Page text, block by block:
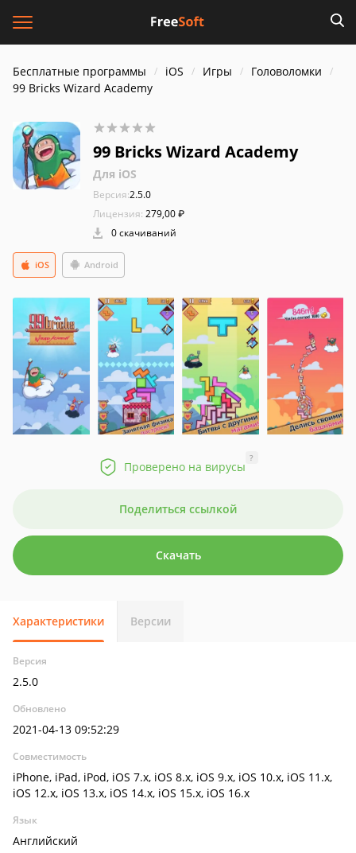
Бесплатные программы iOS Игры
Головоломки
99 Bricks Wizard Academy
99 Bricks Wizard Academy
Для iOS
Версия:2.5.0
Лицензия: 279,00 ₽
0 скачиваний
Android
iOS
Проверено на вирусы
?
Поделиться ссылкой
Скачать
Характеристики Версии
Версия
2.5.0
Обновлено
2021-04-13 09:52:29
Совместимость
iPhone, iPad, iPod, iOS 7.x, iOS 8.x, iOS 9.x, iOS 10.x, iOS 11.x,
iOS 12.x, iOS 13.x, iOS 14.x, iOS 15.x, iOS 16.x
Язык
Английский